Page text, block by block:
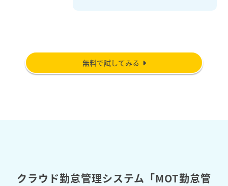
無料で試してみる
クラウド勤怠管理システム「MOT勤怠管